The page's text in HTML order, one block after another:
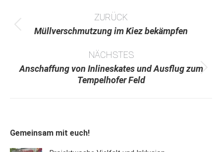
ZURÜCK
Vorheriger
Müllverschmutzung im Kiez bekämpfen
NÄCHSTES
Nächster
Beitrag:
Anschaffung von Inlineskates und Ausflug zum
Tempelhofer Feld
Gemeinsam mit euch!